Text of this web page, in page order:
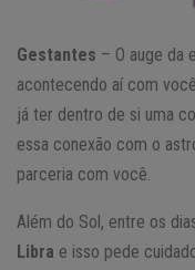
Gestantes – O auge da
acontecendo aí com
já ter dentro de si uma
essa conexão com o
parceria com você.
Além do Sol, entre os
Libra e isso pede